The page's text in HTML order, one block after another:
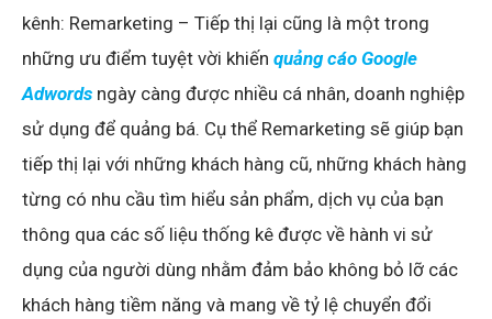
kênh: Remarketing – Tiếp thị lại cũng là một trong
những ưu điểm tuyệt vời khiến quảng cáo Google
Adwords ngày càng được nhiều cá nhân, doanh nghiệp
sử dụng để quảng bá. Cụ thể Remarketing sẽ giúp bạn
tiếp thị lại với những khách hàng cũ, những khách hàng
từng có nhu cầu tìm hiểu sản phẩm, dịch vụ của bạn
thông qua các số liệu thống kê được về hành vi sử
dụng của người dùng nhằm đảm bảo không bỏ lỡ các
khách hàng tiềm năng và mang về tỷ lệ chuyển đổi